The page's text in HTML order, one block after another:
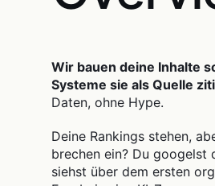
Wir bauen deine Inhalte
Systeme sie als Quelle
Daten, ohne Hype.
Deine Rankings stehen,
brechen ein? Du googelst
siehst über dem ersten